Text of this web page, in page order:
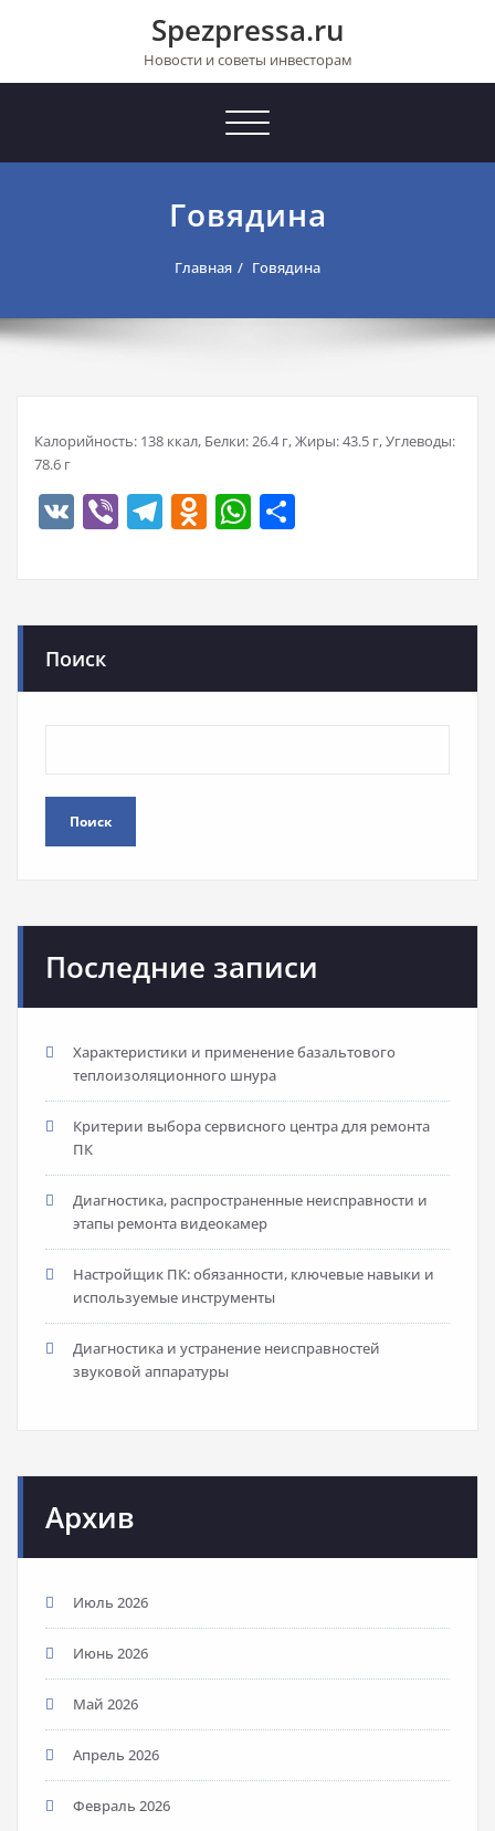
Spezpressa.ru
Новости и советы инвесторам
Toggle
Говядина
Главная Говядина
Калорийность: 138 ккал, Белки: 26.4 г, Жиры: 43.5 г, Углеводы:
78.6 г
VK ViberTelegram
Odnoklassniki
WhatsApp
Поиск
Поиск
Последние записи
Характеристики и применение базальтового
теплоизоляционного шнура
Критерии выбора сервисного центра для ремонта
ПК
Диагностика, распространенные неисправности и
этапы ремонта видеокамер
Настройщик ПК: обязанности, ключевые навыки и
используемые инструменты
Диагностика и устранение неисправностей
звуковой аппаратуры
Архив
Июль 2026
Июнь 2026
Май 2026
Апрель 2026
Февраль 2026